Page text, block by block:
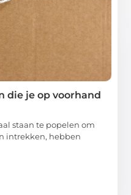
die je op voorhand
staan te popelen om
intrekken, hebben